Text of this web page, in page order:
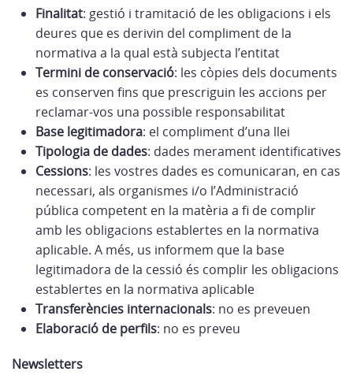
Finalitat: gestió i tramitació de les obligacions i els
deures que es derivin del compliment de la
normativa a la qual està subjecta l’entitat
Termini de conservació: les còpies dels documents
es conserven fins que prescriguin les accions per
reclamar-vos una possible responsabilitat
Base legitimadora: el compliment d’una llei
Tipologia de dades: dades merament identificatives
Cessions: les vostres dades es comunicaran, en cas
necessari, als organismes i/o l’Administració
pública competent en la matèria a fi de complir
amb les obligacions establertes en la normativa
aplicable. A més, us informem que la base
legitimadora de la cessió és complir les obligacions
establertes en la normativa aplicable
Transferències internacionals: no es preveuen
Elaboració de perfils: no es preveu
Newsletters